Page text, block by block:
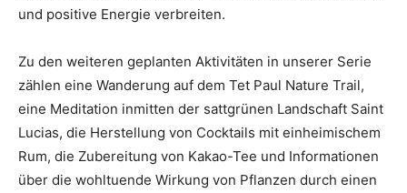
und positive Energie verbreiten.
Zu den weiteren geplanten Aktivitäten in unserer Serie
zählen eine Wanderung auf dem Tet Paul Nature Trail,
eine Meditation inmitten der sattgrünen Landschaft Saint
Lucias, die Herstellung von Cocktails mit einheimischem
Rum, die Zubereitung von Kakao-Tee und Informationen
über die wohltuende Wirkung von Pflanzen durch einen